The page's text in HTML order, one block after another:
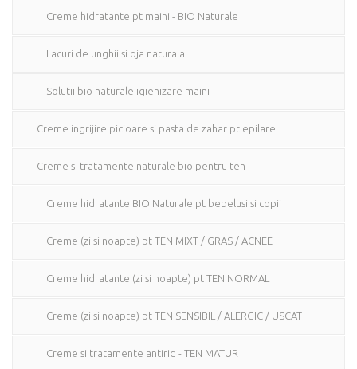
Creme hidratante pt maini - BIO Naturale
Lacuri de unghii si oja naturala
Solutii bio naturale igienizare maini
Creme ingrijire picioare si pasta de zahar pt epilare
Creme si tratamente naturale bio pentru ten
Creme hidratante BIO Naturale pt bebelusi si copii
Creme (zi si noapte) pt TEN MIXT / GRAS / ACNEE
Creme hidratante (zi si noapte) pt TEN NORMAL
Creme (zi si noapte) pt TEN SENSIBIL / ALERGIC / USCAT
Creme si tratamente antirid - TEN MATUR